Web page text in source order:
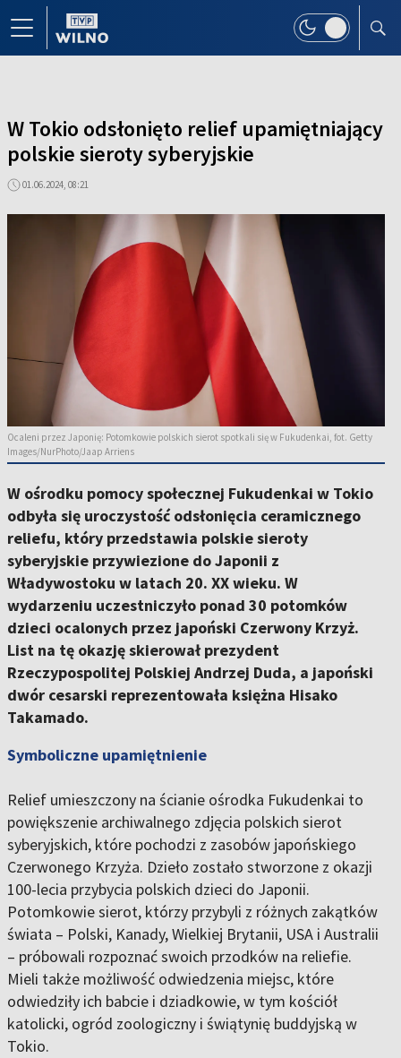
W Tokio odsłonięto relief upamiętniający
polskie sieroty syberyjskie
01.06.2024, 08:21
Ocaleni przez Japonię: Potomkowie polskich sierot spotkali się w Fukudenkai, fot. Getty
Images/NurPhoto/Jaap Arriens
W ośrodku pomocy społecznej Fukudenkai w Tokio
odbyła się uroczystość odsłonięcia ceramicznego
reliefu, który przedstawia polskie sieroty
syberyjskie przywiezione do Japonii z
Władywostoku w latach 20. XX wieku. W
wydarzeniu uczestniczyło ponad 30 potomków
dzieci ocalonych przez japoński Czerwony Krzyż.
List na tę okazję skierował prezydent
Rzeczypospolitej Polskiej Andrzej Duda, a japoński
dwór cesarski reprezentowała księżna Hisako
Takamado.
Symboliczne upamiętnienie
Relief umieszczony na ścianie ośrodka Fukudenkai to
powiększenie archiwalnego zdjęcia polskich sierot
syberyjskich, które pochodzi z zasobów japońskiego
Czerwonego Krzyża. Dzieło zostało stworzone z okazji
100-lecia przybycia polskich dzieci do Japonii.
Potomkowie sierot, którzy przybyli z różnych zakątków
świata – Polski, Kanady, Wielkiej Brytanii, USA i Australii
– próbowali rozpoznać swoich przodków na reliefie.
Mieli także możliwość odwiedzenia miejsc, które
odwiedziły ich babcie i dziadkowie, w tym kościół
katolicki, ogród zoologiczny i świątynię buddyjską w
Tokio.